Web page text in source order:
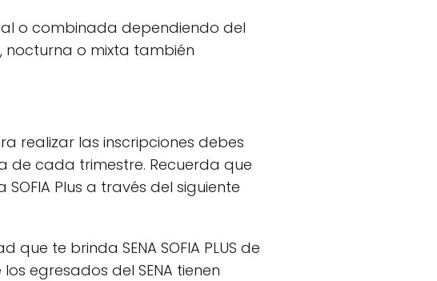
o combinada dependiendo del
nocturna o mixta también
realizar las inscripciones debes
de cada trimestre. Recuerda que
Plus a través del siguiente
te brinda SENA SOFIA PLUS de
egresados del SENA tienen